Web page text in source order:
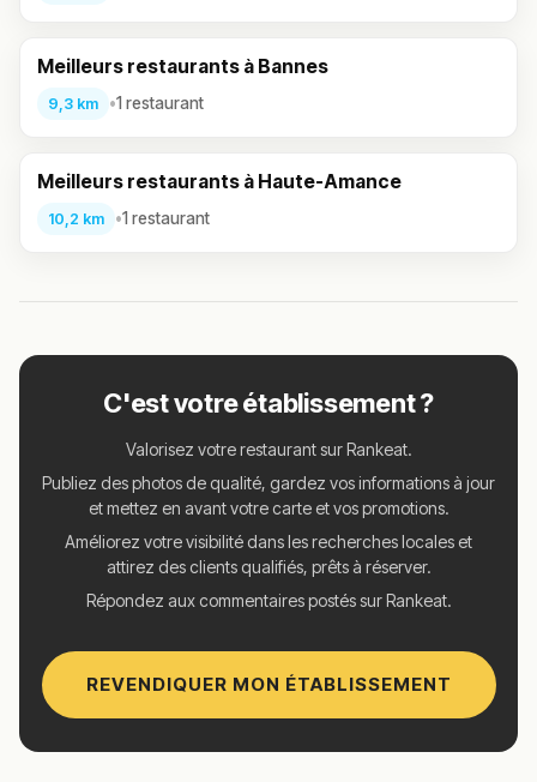
Meilleurs restaurants à Bannes
9,3 km •1 restaurant
Meilleurs restaurants à Haute-Amance
10,2 km •1 restaurant
C'est votre établissement ?
Valorisez votre restaurant sur Rankeat.
Publiez des photos de qualité, gardez vos informations à jour
et mettez en avant votre carte et vos promotions.
Améliorez votre visibilité dans les recherches locales et
attirez des clients qualifiés, prêts à réserver.
Répondez aux commentaires postés sur Rankeat.
REVENDIQUER MON ÉTABLISSEMENT